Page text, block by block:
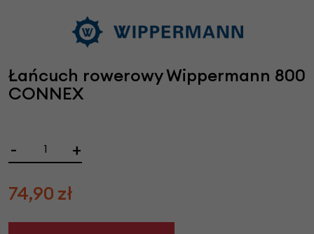
Łańcuch rowerowy Wippermann 800
CONNEX
- +
74,90 zł